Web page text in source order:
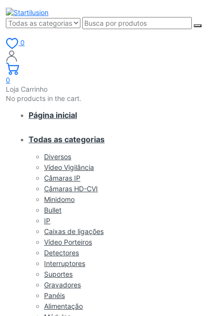
0
0
Loja Carrinho
No products in the cart.
Página inicial
Todas as categorias
Diversos
Vídeo Vigilância
Câmaras IP
Câmaras HD-CVI
Minidomo
Bullet
IP
Caixas de ligações
Vídeo Porteiros
Detectores
Interruptores
Suportes
Gravadores
Panéis
Alimentação